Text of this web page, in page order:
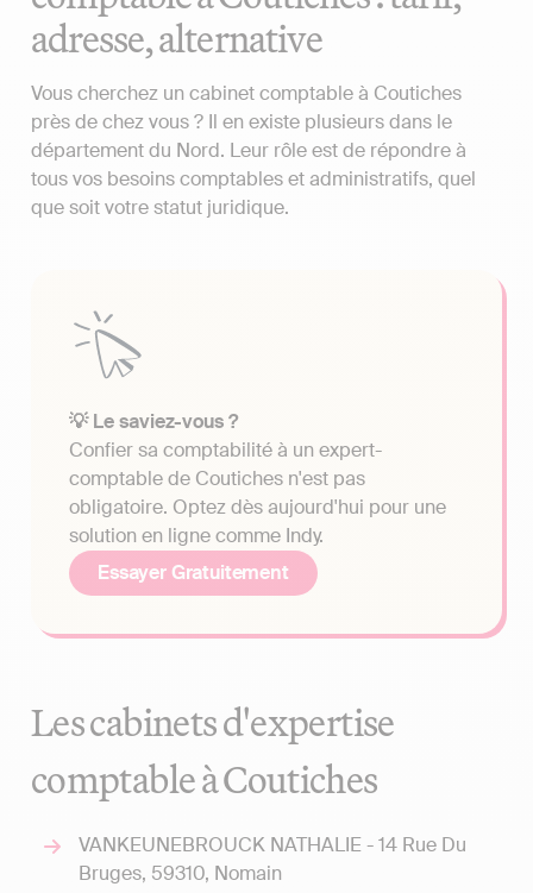
adresse, alternative
Vous cherchez un cabinet comptable à Coutiches
près de chez vous ? Il en existe plusieurs dans le
département du Nord. Leur rôle est de répondre à
tous vos besoins comptables et administratifs, quel
que soit votre statut juridique.
💡 Le saviez-vous ?
Confier sa comptabilité à un expert-
comptable de Coutiches n'est pas
obligatoire. Optez dès aujourd'hui pour une
solution en ligne comme Indy.
Essayer Gratuitement
Les cabinets d'expertise
comptable à Coutiches
VANKEUNEBROUCK NATHALIE - 14 Rue Du
Bruges, 59310, Nomain